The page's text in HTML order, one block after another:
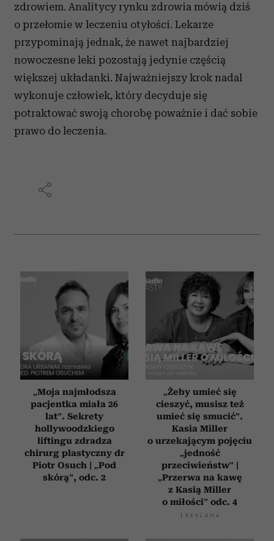
zdrowiem. Analitycy rynku zdrowia mówią dziś
o przełomie w leczeniu otyłości. Lekarze
przypominają jednak, że nawet najbardziej
nowoczesne leki pozostają jedynie częścią
większej układanki. Najważniejszy krok nadal
wykonuje człowiek, który decyduje się
potraktować swoją chorobę poważnie i dać sobie
prawo do leczenia.
„Moja najmłodsza
pacjentka miała 26
lat”. Sekrety
hollywoodzkiego
liftingu zdradza
chirurg plastyczny dr
Piotr Osuch | „Pod
skórą”, odc. 2
„Żeby umieć się
cieszyć, musisz też
umieć się smucić”.
Kasia Miller
o urzekającym pojęciu
„jedność
przeciwieństw” |
„Przerwa na kawę
z Kasią Miller
o miłości” odc. 4